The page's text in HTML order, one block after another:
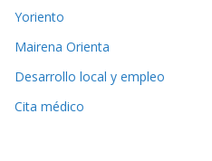
Yoriento
Mairena Orienta
Desarrollo local y empleo
Cita médico